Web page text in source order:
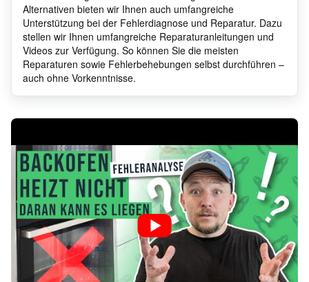
Alternativen bieten wir Ihnen auch umfangreiche
Unterstützung bei der Fehlerdiagnose und Reparatur. Dazu
stellen wir Ihnen umfangreiche Reparaturanleitungen und
Videos zur Verfügung. So können Sie die meisten
Reparaturen sowie Fehlerbehebungen selbst durchführen –
auch ohne Vorkenntnisse.